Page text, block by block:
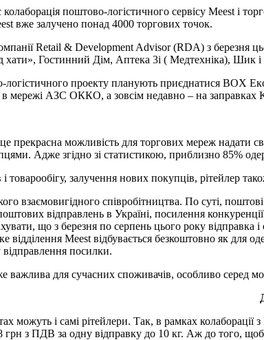
поштово-логістичного сервісу Meest і
вже залучено понад 4000 торгових точок.
Retail & Development Advisor (RDA) з
хати», Гостинний Дім, Аптека 3і ( Медтехніка), Шик
проекту планують приєднатися BOX
в мережі АЗС ОККО, а зовсім недавно – на заправках
прекрасна можливість для торгових мереж
Адже згідно зі статистикою, приблизно 85%
і товарообігу, залучення нових покупців, рітейлер
взаємовигідного співробітництва. По суті,
відправлень в Україні, посилення
що з березня по серпень цього року відправка
відділення Meest відбувається безкоштовно як
посилки.
важлива для сучасних споживачів, особливо серед
можуть і самі рітейлери. Так, в рамках
з ПДВ за одну відправку до 10 кг. Аж до того,